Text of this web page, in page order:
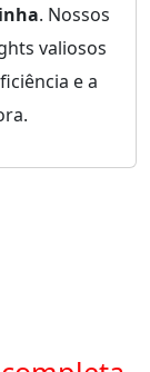
. Nossos
valiosos
e a